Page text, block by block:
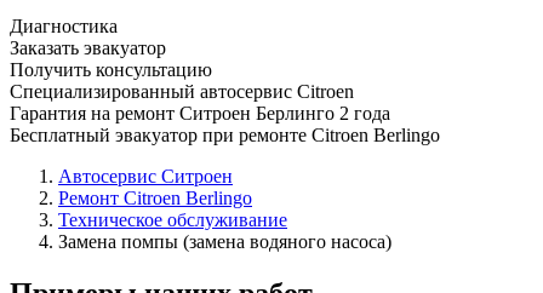
Диагностика
Заказать эвакуатор
Получить консультацию
Специализированный автосервис Citroen
Гарантия на ремонт Ситроен Берлинго 2 года
Бесплатный эвакуатор при ремонте Citroen Berlingo
Автосервис Ситроен
Ремонт Citroen Berlingo
Техническое обслуживание
Замена помпы (замена водяного насоса)